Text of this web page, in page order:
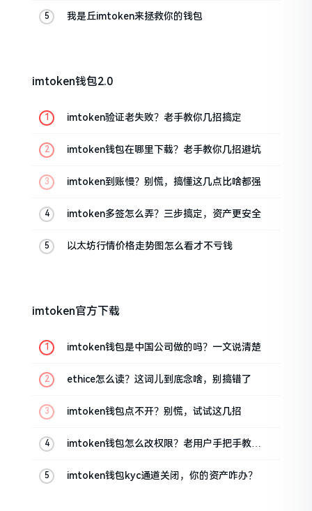
我是丘imtoken来拯救你的钱包
imtoken钱包2.0
imtoken验证老失败？老手教你几招搞定
imtoken钱包在哪里下载？老手教你几招避坑
imtoken到账慢？别慌，搞懂这几点比啥都强
imtoken多签怎么弄？三步搞定，资产更安全
以太坊行情价格走势图怎么看才不亏钱
imtoken官方下载
imtoken钱包是中国公司做的吗？一文说清楚
ethice怎么读？这词儿到底念啥，别搞错了
imtoken钱包点不开？别慌，试试这几招
imtoken钱包怎么改权限？老用户手把手教你
imtoken钱包kyc通道关闭，你的资产咋办？